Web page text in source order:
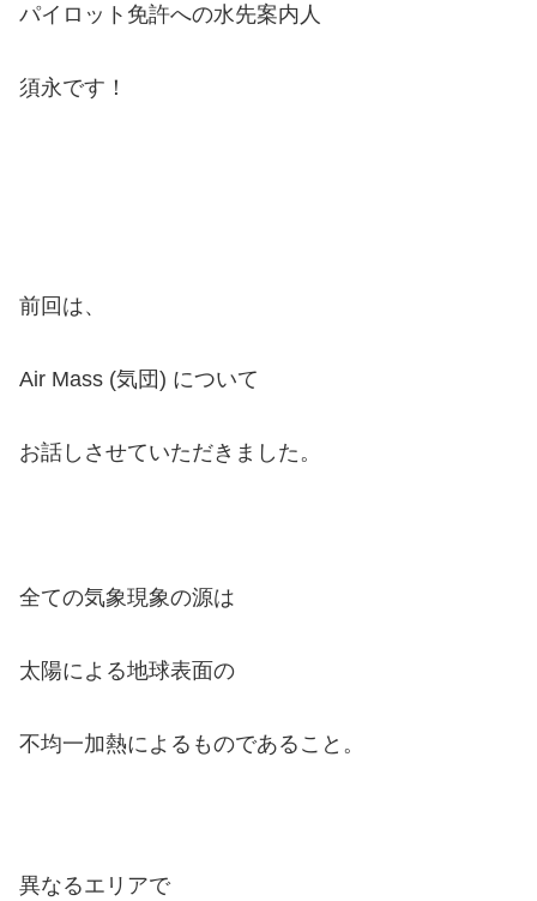
パイロット免許への水先案内人
須永です！
前回は、
Air Mass (気団) について
お話しさせていただきました。
全ての気象現象の源は
太陽による地球表面の
不均一加熱によるものであること。
異なるエリアで